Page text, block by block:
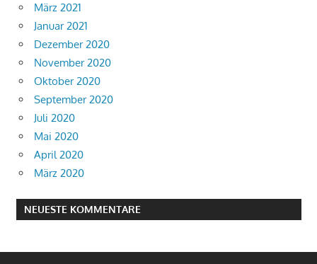
März 2021
Januar 2021
Dezember 2020
November 2020
Oktober 2020
September 2020
Juli 2020
Mai 2020
April 2020
März 2020
NEUESTE KOMMENTARE